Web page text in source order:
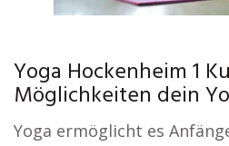
Yoga Hockenheim 1
Möglichkeiten dein
Yoga ermöglicht es